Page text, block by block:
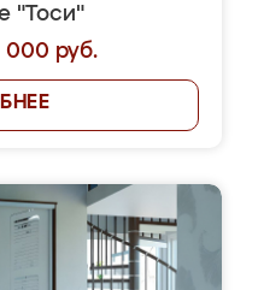
"Тоси"
000 руб.